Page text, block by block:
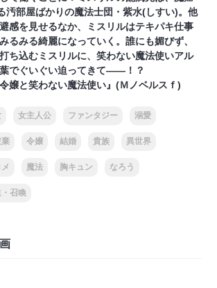
汚部屋ばかりの魔法士団・紫水(しすい)。他
感を見せるなか、ミスリルはテキパキ仕事
るみる綺麗になっていく。誰にも媚びず、
ち込むミスリルに、笑わない魔法使いアル
でぐいぐい迫ってきて――！？
嬢と笑わない魔法使い』(Ｍノベルスｆ)
女主人公 ファンタジー 溺愛
棄 令嬢 結婚 貴族 異世界
魔法 胸キュン なろう
召喚